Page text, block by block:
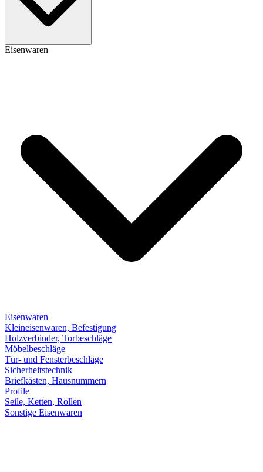
Eisenwaren
Eisenwaren
Kleineisenwaren, Befestigung
Holzverbinder, Torbeschläge
Möbelbeschläge
Tür- und Fensterbeschläge
Sicherheitstechnik
Briefkästen, Hausnummern
Profile
Seile, Ketten, Rollen
Sonstige Eisenwaren